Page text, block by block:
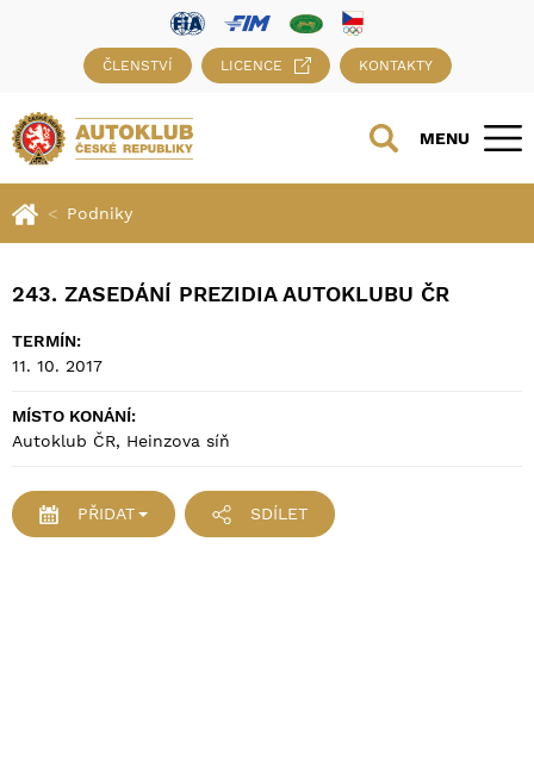
ČLENSTVÍ LICENCE KONTAKTY
MENU
Podniky
243. ZASEDÁNÍ PREZIDIA AUTOKLUBU ČR
TERMÍN:
11. 10. 2017
MÍSTO KONÁNÍ:
Autoklub ČR, Heinzova síň
PŘIDAT SDÍLET